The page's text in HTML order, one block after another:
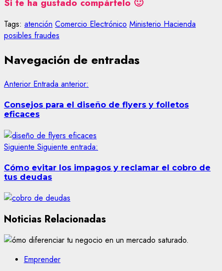
Tags: atención Comercio Electrónico Ministerio Hacienda
posibles fraudes
Navegación de entradas
Anterior Entrada anterior:
Consejos para el diseño de flyers y folletos
eficaces
Siguiente Siguiente entrada:
Cómo evitar los impagos y reclamar el cobro de
tus deudas
Noticias Relacionadas
Emprender